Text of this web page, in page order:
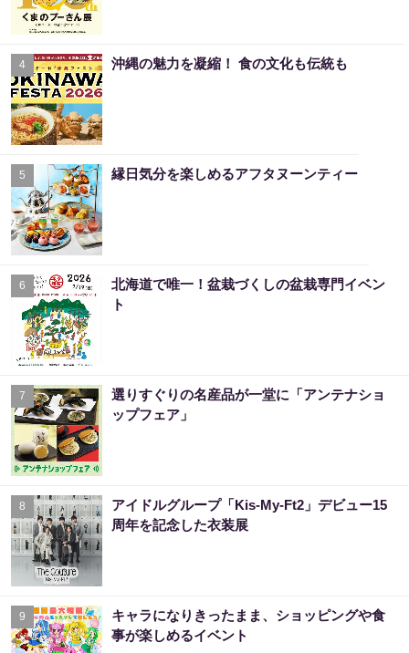
4 沖縄の魅力を凝縮！ 食の文化も伝統も
5 縁日気分を楽しめるアフタヌーンティー
6
北海道で唯一！盆栽づくしの盆栽専門イベン
ト
7
選りすぐりの名産品が一堂に「アンテナショ
ップフェア」
8
アイドルグループ「Kis-My-Ft2」デビュー15
周年を記念した衣装展
9
キャラになりきったまま、ショッピングや食
事が楽しめるイベント